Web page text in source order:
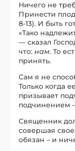
Ничего не
Принести
8-13). И быть
«Тако
— сказал
что:нам. То
принять.
Сам я не
Только когда
призывает
подчинением
Священник
совершая свое
обязан – и